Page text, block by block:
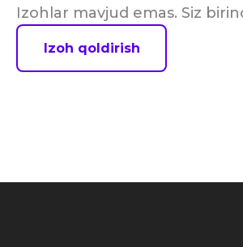
Izohlar mavjud emas. Siz
Izoh qoldirish